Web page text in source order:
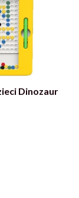
Dinozaur